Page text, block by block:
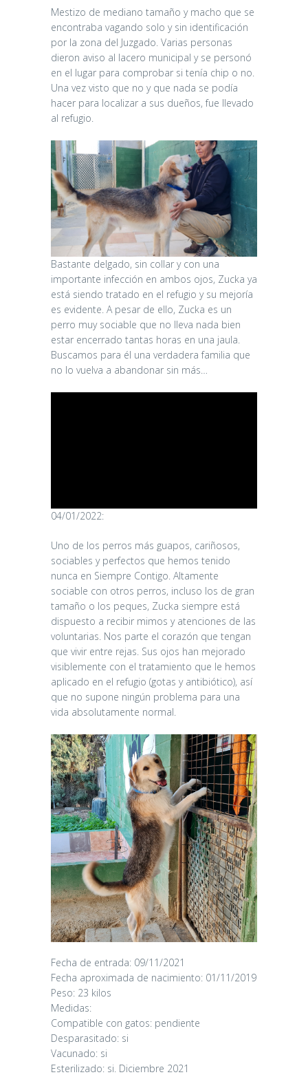
Mestizo de mediano tamaño y macho que se
encontraba vagando solo y sin identificación
por la zona del Juzgado. Varias personas
dieron aviso al lacero municipal y se personó
en el lugar para comprobar si tenía chip o no.
Una vez visto que no y que nada se podía
hacer para localizar a sus dueños, fue llevado
al refugio.
Bastante delgado, sin collar y con una
importante infección en ambos ojos, Zucka ya
está siendo tratado en el refugio y su mejoría
es evidente. A pesar de ello, Zucka es un
perro muy sociable que no lleva nada bien
estar encerrado tantas horas en una jaula.
Buscamos para él una verdadera familia que
no lo vuelva a abandonar sin más…
04/01/2022:
Uno de los perros más guapos, cariñosos,
sociables y perfectos que hemos tenido
nunca en Siempre Contigo. Altamente
sociable con otros perros, incluso los de gran
tamaño o los peques, Zucka siempre está
dispuesto a recibir mimos y atenciones de las
voluntarias. Nos parte el corazón que tengan
que vivir entre rejas. Sus ojos han mejorado
visiblemente con el tratamiento que le hemos
aplicado en el refugio (gotas y antibiótico), así
que no supone ningún problema para una
vida absolutamente normal.
Fecha de entrada: 09/11/2021
Fecha aproximada de nacimiento: 01/11/2019
Peso: 23 kilos
Medidas:
Compatible con gatos: pendiente
Desparasitado: si
Vacunado: si
Esterilizado: si. Diciembre 2021
CANDY
16/06/2026